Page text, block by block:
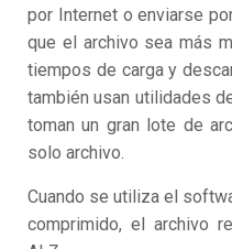
por Internet o enviarse
que el archivo sea más
tiempos de carga y
también usan utilidades
toman un gran lote de
solo archivo.
Cuando se utiliza el
comprimido, el archivo